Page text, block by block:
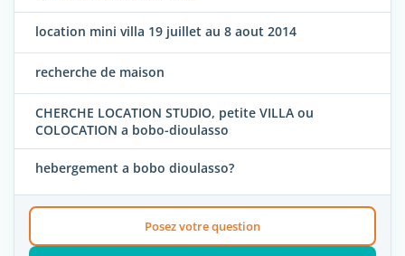
location mini villa 19 juillet au 8 aout 2014
recherche de maison
CHERCHE LOCATION STUDIO, petite VILLA ou
COLOCATION a bobo-dioulasso
hebergement a bobo dioulasso?
Posez votre question